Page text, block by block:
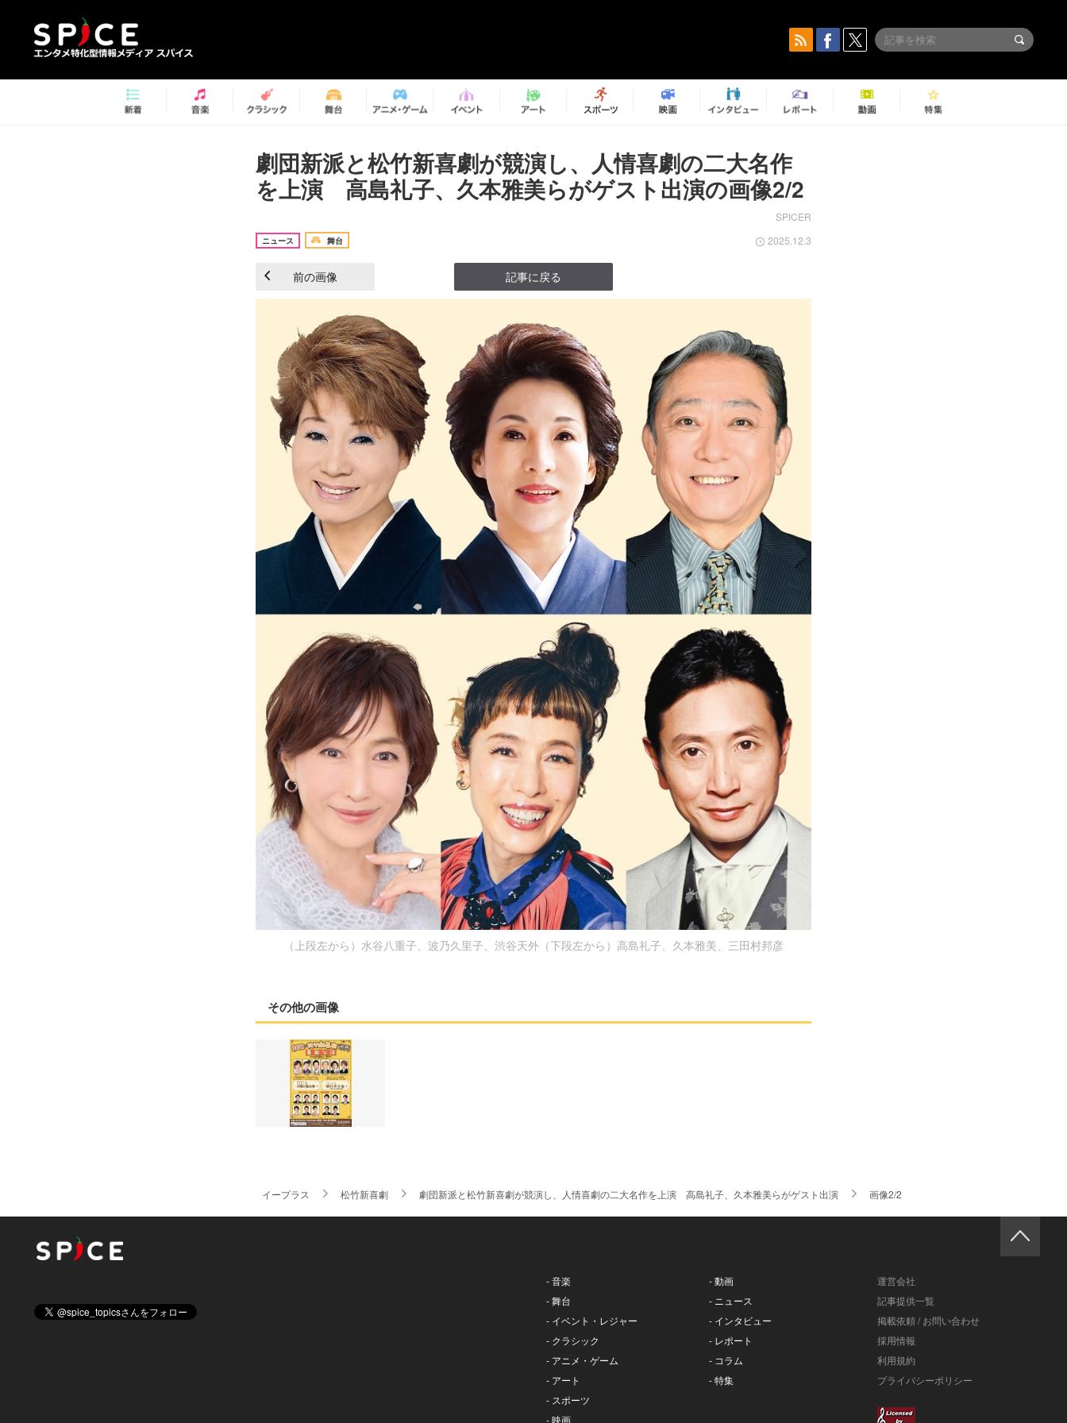
劇団新派と松竹新喜劇が競演し、人情喜劇の二大名作
を上演 高島礼子、久本雅美らがゲスト出演の画像2/2
SPICER
ニュース 舞台 2025.12.3
前の画像 記事に戻る
（上段左から）水谷八重子、波乃久里子、渋谷天外（下段左から）高島礼子、久本雅美、三田村邦彦
その他の画像
イープラス 松竹新喜劇 劇団新派と松竹新喜劇が競演し、人情喜劇の二大名作を上演 高島礼子、久本雅美らがゲスト出演 画像2/2
- 音楽
- 舞台
- イベント・レジャー
- クラシック
- アニメ・ゲーム
- アート
- スポーツ
- 映画
- 動画
- ニュース
- インタビュー
- レポート
- コラム
- 特集
運営会社
記事提供一覧
掲載依頼 / お問い合わせ
採用情報
利用規約
プライバシーポリシー